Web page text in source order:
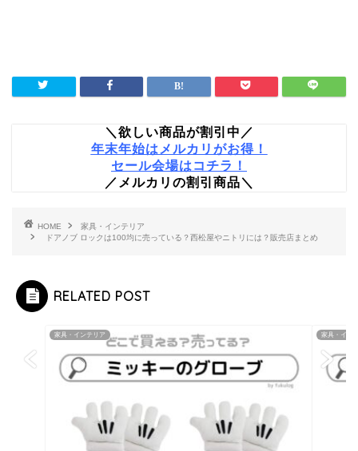
＼欲しい商品が割引中／
年末年始はメルカリがお得！
セール会場はコチラ！
／メルカリの割引商品＼
HOME
家具・インテリア
ドアノブ ロックは100均に売っている？西松屋やニトリには？販売店まとめ
RELATED POST
家具・インテリア 家具・イン